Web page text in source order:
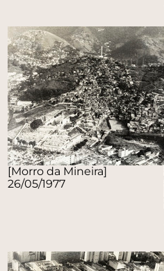
[Morro da Mineira]
26/05/1977